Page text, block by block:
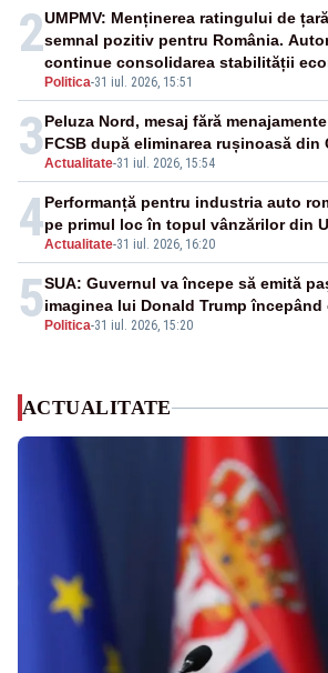
2
Politica-31 iul. 2026, 15:51
UMPMV: Menținerea ratingului de
semnal pozitiv pentru România.
continue consolidarea stabilității
financiare
3Actualitate-31 iul. 2026, 15:54
Peluza Nord, mesaj fără
FCSB după eliminarea rușinoasă din
4Actualitate-31 iul. 2026, 16:20
Performanță pentru industria auto
pe primul loc în topul vânzărilor din
5 Politica-31 iul. 2026, 15:20
SUA: Guvernul va începe să emită
imaginea lui Donald Trump
ACTUALITATE